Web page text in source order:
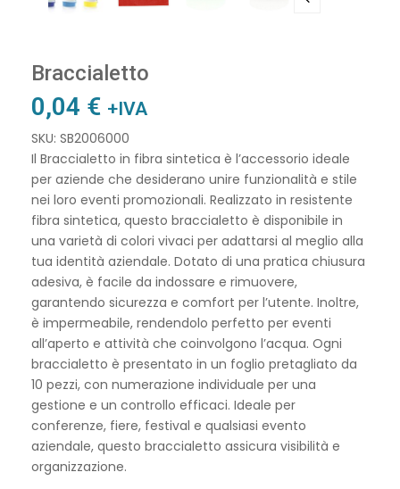
Braccialetto
0,04 € +IVA
SKU: SB2006000
Il Braccialetto in fibra sintetica è l’accessorio ideale
per aziende che desiderano unire funzionalità e stile
nei loro eventi promozionali. Realizzato in resistente
fibra sintetica, questo braccialetto è disponibile in
una varietà di colori vivaci per adattarsi al meglio alla
tua identità aziendale. Dotato di una pratica chiusura
adesiva, è facile da indossare e rimuovere,
garantendo sicurezza e comfort per l’utente. Inoltre,
è impermeabile, rendendolo perfetto per eventi
all’aperto e attività che coinvolgono l’acqua. Ogni
braccialetto è presentato in un foglio pretagliato da
10 pezzi, con numerazione individuale per una
gestione e un controllo efficaci. Ideale per
conferenze, fiere, festival e qualsiasi evento
aziendale, questo braccialetto assicura visibilità e
organizzazione.